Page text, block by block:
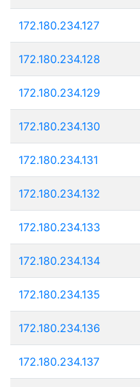
172.180.234.127
172.180.234.128
172.180.234.129
172.180.234.130
172.180.234.131
172.180.234.132
172.180.234.133
172.180.234.134
172.180.234.135
172.180.234.136
172.180.234.137